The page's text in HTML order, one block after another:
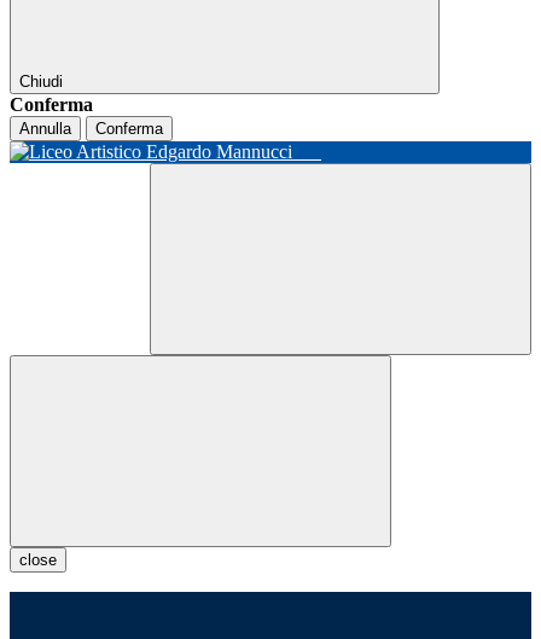
Chiudi
Conferma
Annulla Conferma
close